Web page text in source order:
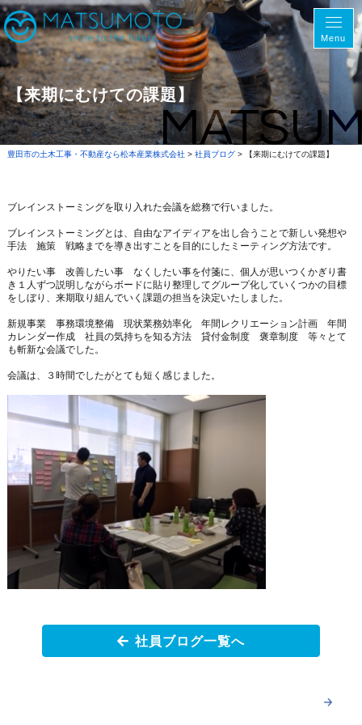
Menu
【来期にむけての課題】
豊田市の土木工事・不動産なら松本産業株式会社> 社員ブログ> 【来期にむけての課題】
ブレインストーミングを取り入れた会議を総務で行いました。
ブレインストーミングとは、自由なアイディアを出し合うことで新しい発想や
手法 施策 戦略までを導き出すことを目的にしたミーティング方法です。
やりたい事 改善したい事 なくしたい事を付箋に、個人が思いつくかぎり書
き１人ずつ説明しながらボードに貼り整理してグループ化していくつかの目標
をしぼり、来期取り組んでいく課題の担当を決定いたしました。
新規事業 事務環境整備 現状業務効率化 年間レクリエーション計画 年間
カレンダー作成 社員の気持ちを知る方法 貸付金制度 褒章制度 等々とて
も斬新な会議でした。
会議は、３時間でしたがとても短く感じました。
社員ブログ一覧へ